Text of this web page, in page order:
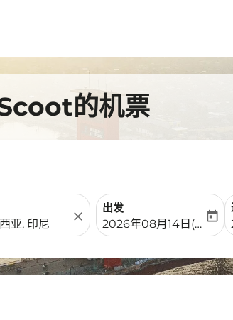
的机票
close
出发
fc-booking-departure-
2026年08月14日(周五)
today